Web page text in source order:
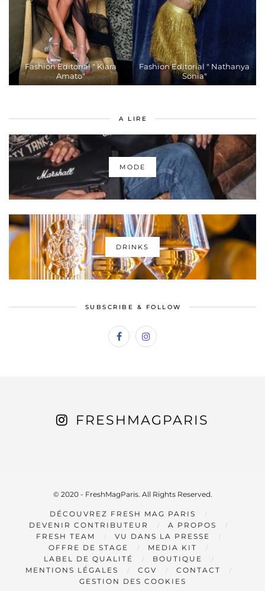
Fashion Editorial " Kiara
Amato"
Fashion Editorial " Nathanya
Sonia"
A LIRE
MODE
DRINKS
SUBSCRIBE & FOLLOW
FRESHMAGPARIS
© 2020 - FreshMagParis. All Rights Reserved.
DÉCOUVREZ FRESH MAG PARIS
DEVENIR CONTRIBUTEUR
A PROPOS
FRESH TEAM
VU DANS LA PRESSE
OFFRE DE STAGE
MEDIA KIT
LABEL DE QUALITÉ
BOUTIQUE
MENTIONS LÉGALES
CGV
CONTACT
GESTION DES COOKIES